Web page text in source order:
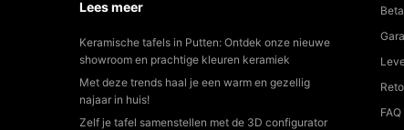
Lees meer
Keramische tafels in Putten: Ontdek onze nieuwe
showroom en prachtige kleuren keramiek
Met deze trends haal je een warm en gezellig
najaar in huis!
Zelf je tafel samenstellen met de 3D configurator
FAQ